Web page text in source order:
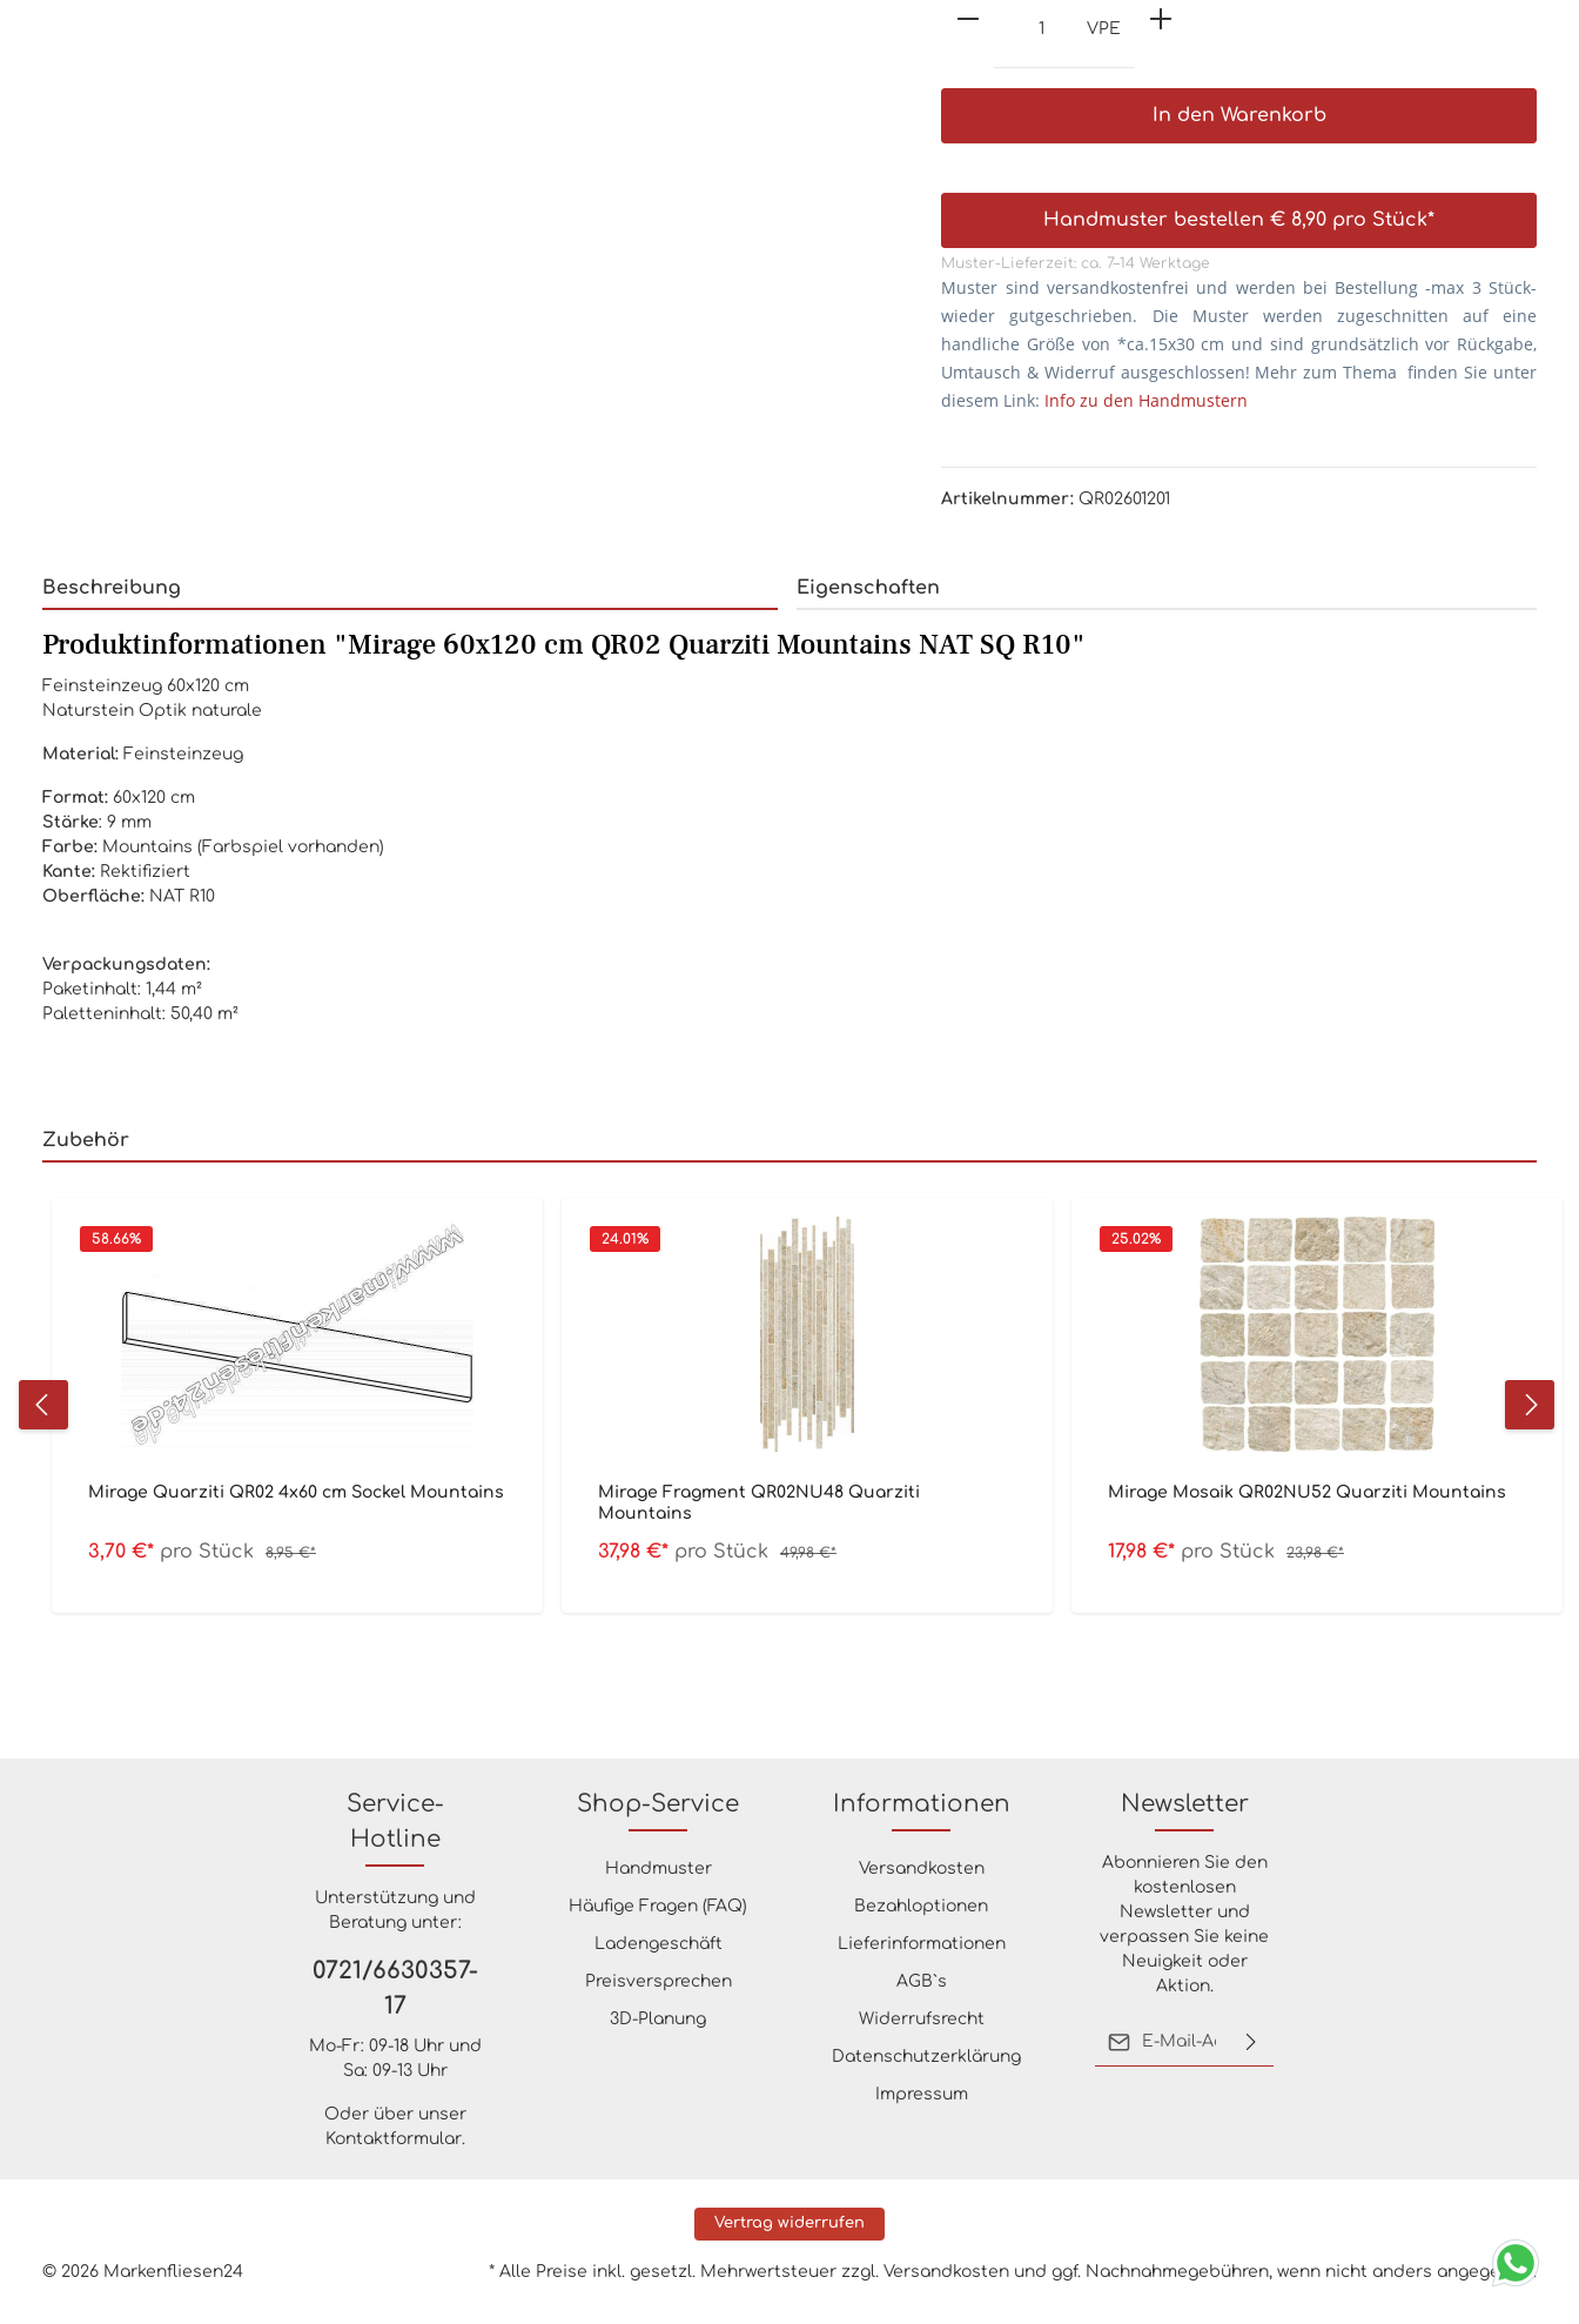
VPE
In den Warenkorb
Handmuster bestellen € 8,90 pro Stück*
Muster-Lieferzeit: ca. 7–14 Werktage
Muster sind versandkostenfrei und werden bei Bestellung -max 3 Stück-
wieder gutgeschrieben. Die Muster werden zugeschnitten auf eine
handliche Größe von *ca.15x30 cm und sind grundsätzlich vor Rückgabe,
Umtausch & Widerruf ausgeschlossen! Mehr zum Thema finden Sie unter
diesem Link: Info zu den Handmustern
Artikelnummer: QR02601201
Beschreibung Eigenschaften
Produktinformationen "Mirage 60x120 cm QR02 Quarziti Mountains NAT SQ R10"
Feinsteinzeug 60x120 cm
Naturstein Optik naturale
Material: Feinsteinzeug
Format: 60x120 cm
Stärke: 9 mm
Farbe: Mountains (Farbspiel vorhanden)
Kante: Rektifiziert
Oberfläche: NAT R10
Verpackungsdaten:
Paketinhalt: 1,44 m²
Paletteninhalt: 50,40 m²
Zubehör
58.66%
Mirage Quarziti QR02 4x60 cm Sockel Mountains
3,70 €* pro Stück 8,95 €*
24.01%
Mirage Fragment QR02NU48 Quarziti
Mountains
37,98 €* pro Stück 49,98 €*
25.02%
Mirage Mosaik QR02NU52 Quarziti Mountains
17,98 €* pro Stück 23,98 €*
Newsletter
Abonnieren Sie den
kostenlosen
Newsletter und
verpassen Sie keine
Neuigkeit oder
Aktion.
Service-
Hotline
Unterstützung und
Beratung unter:
0721/6630357-
17
Mo-Fr: 09-18 Uhr und
Sa: 09-13 Uhr
Oder über unser
Kontaktformular.
Shop-Service
Handmuster
Häufige Fragen (FAQ)
Ladengeschäft
Preisversprechen
3D-Planung
Informationen
Versandkosten
Bezahloptionen
Lieferinformationen
AGB`s
Widerrufsrecht
Datenschutzerklärung
Impressum
Vertrag widerrufen
© 2026 Markenfliesen24 * Alle Preise inkl. gesetzl. Mehrwertsteuer zzgl. Versandkosten und ggf. Nachnahmegebühren, wenn nicht anders angegeben.